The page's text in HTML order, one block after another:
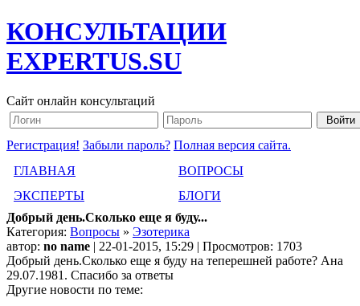
КОНСУЛЬТАЦИИ
EXPERTUS.SU
Сайт онлайн консультаций
Регистрация! Забыли пароль? Полная версия сайта.
ГЛАВНАЯ
ВОПРОСЫ
ЭКСПЕРТЫ
БЛОГИ
Добрый день.Сколько еще я буду...
Категория: Вопросы » Эзотерика
автор: no name | 22-01-2015, 15:29 | Просмотров: 1703
Добрый день.Сколько еще я буду на теперешней работе? Ана
29.07.1981. Спасибо за ответы
Другие новости по теме: